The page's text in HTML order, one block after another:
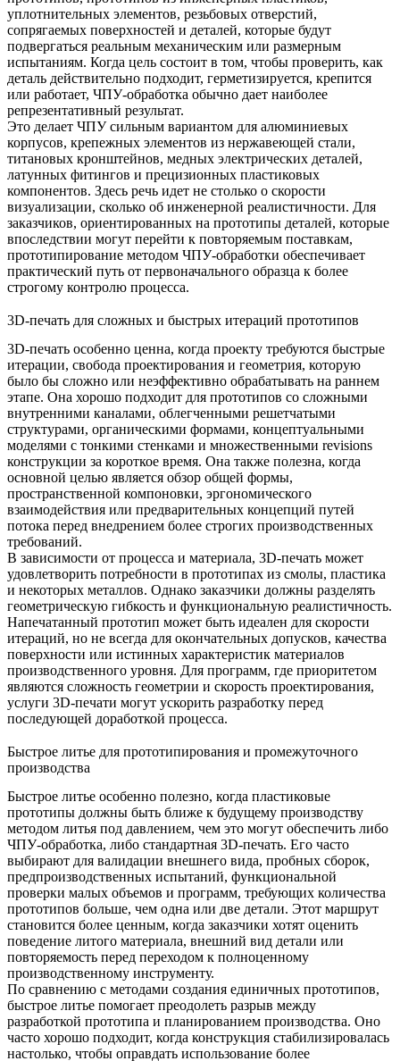
уплотнительных элементов, резьбовых отверстий,
сопрягаемых поверхностей и деталей, которые будут
подвергаться реальным механическим или размерным
испытаниям. Когда цель состоит в том, чтобы проверить, как
деталь действительно подходит, герметизируется, крепится
или работает, ЧПУ-обработка обычно дает наиболее
репрезентативный результат.
Это делает ЧПУ сильным вариантом для алюминиевых
корпусов, крепежных элементов из нержавеющей стали,
титановых кронштейнов, медных электрических деталей,
латунных фитингов и прецизионных пластиковых
компонентов. Здесь речь идет не столько о скорости
визуализации, сколько об инженерной реалистичности. Для
заказчиков, ориентированных на прототипы деталей, которые
впоследствии могут перейти к повторяемым поставкам,
прототипирование методом ЧПУ-обработки обеспечивает
практический путь от первоначального образца к более
строгому контролю процесса.
3D-печать для сложных и быстрых итераций прототипов
3D-печать особенно ценна, когда проекту требуются быстрые
итерации, свобода проектирования и геометрия, которую
было бы сложно или неэффективно обрабатывать на раннем
этапе. Она хорошо подходит для прототипов со сложными
внутренними каналами, облегченными решетчатыми
структурами, органическими формами, концептуальными
моделями с тонкими стенками и множественными revisions
конструкции за короткое время. Она также полезна, когда
основной целью является обзор общей формы,
пространственной компоновки, эргономического
взаимодействия или предварительных концепций путей
потока перед внедрением более строгих производственных
требований.
В зависимости от процесса и материала, 3D-печать может
удовлетворить потребности в прототипах из смолы, пластика
и некоторых металлов. Однако заказчики должны разделять
геометрическую гибкость и функциональную реалистичность.
Напечатанный прототип может быть идеален для скорости
итераций, но не всегда для окончательных допусков, качества
поверхности или истинных характеристик материалов
производственного уровня. Для программ, где приоритетом
являются сложность геометрии и скорость проектирования,
услуги 3D-печати могут ускорить разработку перед
последующей доработкой процесса.
Быстрое литье для прототипирования и промежуточного
производства
Быстрое литье особенно полезно, когда пластиковые
прототипы должны быть ближе к будущему производству
методом литья под давлением, чем это могут обеспечить либо
ЧПУ-обработка, либо стандартная 3D-печать. Его часто
выбирают для валидации внешнего вида, пробных сборок,
предпроизводственных испытаний, функциональной
проверки малых объемов и программ, требующих количества
прототипов больше, чем одна или две детали. Этот маршрут
становится более ценным, когда заказчики хотят оценить
поведение литого материала, внешний вид детали или
повторяемость перед переходом к полноценному
производственному инструменту.
По сравнению с методами создания единичных прототипов,
быстрое литье помогает преодолеть разрыв между
разработкой прототипа и планированием производства. Оно
часто хорошо подходит, когда конструкция стабилизировалась
настолько, чтобы оправдать использование более